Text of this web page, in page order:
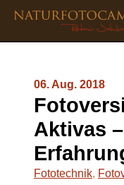
06. Aug. 2018
Aktivas
Fototechnik,